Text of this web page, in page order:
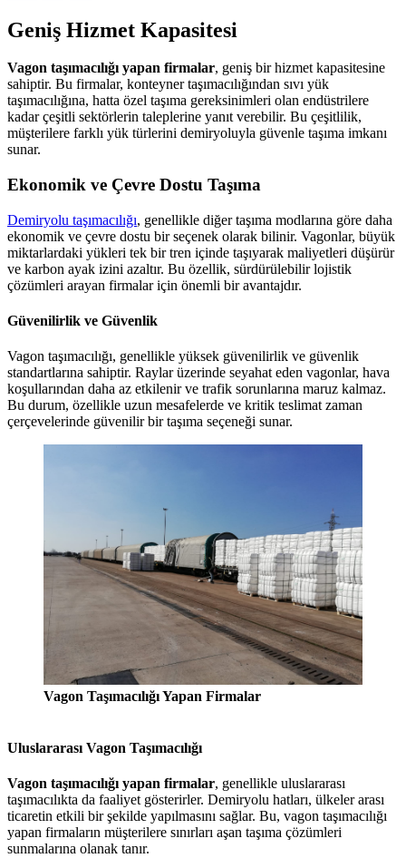
Geniş Hizmet Kapasitesi
Vagon taşımacılığı yapan firmalar, geniş bir hizmet kapasitesine
sahiptir. Bu firmalar, konteyner taşımacılığından sıvı yük
taşımacılığına, hatta özel taşıma gereksinimleri olan endüstrilere
kadar çeşitli sektörlerin taleplerine yanıt verebilir. Bu çeşitlilik,
müşterilere farklı yük türlerini demiryoluyla güvenle taşıma imkanı
sunar.
Ekonomik ve Çevre Dostu Taşıma
Demiryolu taşımacılığı, genellikle diğer taşıma modlarına göre daha
ekonomik ve çevre dostu bir seçenek olarak bilinir. Vagonlar, büyük
miktarlardaki yükleri tek bir tren içinde taşıyarak maliyetleri düşürür
ve karbon ayak izini azaltır. Bu özellik, sürdürülebilir lojistik
çözümleri arayan firmalar için önemli bir avantajdır.
Güvenilirlik ve Güvenlik
Vagon taşımacılığı, genellikle yüksek güvenilirlik ve güvenlik
standartlarına sahiptir. Raylar üzerinde seyahat eden vagonlar, hava
koşullarından daha az etkilenir ve trafik sorunlarına maruz kalmaz.
Bu durum, özellikle uzun mesafelerde ve kritik teslimat zaman
çerçevelerinde güvenilir bir taşıma seçeneği sunar.
Vagon Taşımacılığı Yapan Firmalar
Uluslararası Vagon Taşımacılığı
Vagon taşımacılığı yapan firmalar, genellikle uluslararası
taşımacılıkta da faaliyet gösterirler. Demiryolu hatları, ülkeler arası
ticaretin etkili bir şekilde yapılmasını sağlar. Bu, vagon taşımacılığı
yapan firmaların müşterilere sınırları aşan taşıma çözümleri
sunmalarına olanak tanır.